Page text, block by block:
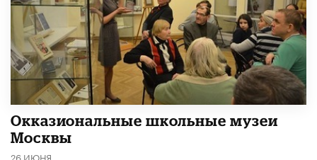
​Окказиональные школьные музеи
Москвы
26 ИЮНЯ